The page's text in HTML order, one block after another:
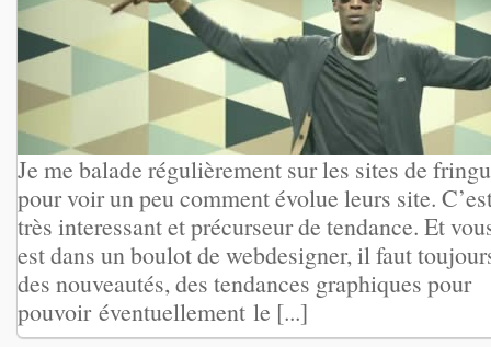
Je me balade régulièrement sur les sites de
pour voir un peu comment évolue leurs site.
très interessant et précurseur de tendance. Et
est dans un boulot de webdesigner, il faut
des nouveautés, des tendances graphiques pour
pouvoir éventuellement le [...]